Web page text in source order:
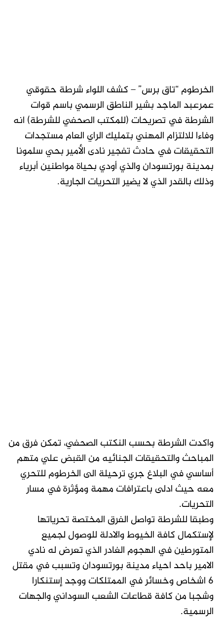
الخرطوم “تاق برس” – كشف اللواء شرطة حقوقي
عمرعبد الماجد بشير الناطق الرسمي باسم قوات
الشرطة في تصريحات (للمكتب الصحفي للشرطة) انه
وفاءا للالتزام المهني بتمليك الراي العام مستجدات
التحقيقات في حادث تفجير نادى الأمير بحي سلمونا
بمدينة بورتسودان والذي أودي بحياة مواطنين أبرياء
وذلك بالقدر الذي لا يضير التحريات الجارية.
واكدت الشرطة بحسب النكتب الصحفي، تمكن فرق من
المباحث والتحقيقات الجنائيه من القبض علي متهم
أساسي في البلاغ جري ترحيلة الى الخرطوم للتحري
معه حيث ادلى باعترافات مهمة ومؤثرة في مسار
التحريات.
وطبقا للشرطة تواصل الفرق المختصة تحرياتها
لإستكمال كافة الخيوط والادلة للوصول لجميع
المتورطين في الهجوم الغادر الذي تعرض له نادي
الامير باحد احياء مدينة بورتسودان وتسبب في مقتل
6 اشخاص وخسائر في الممتلكات ووجد إستنكارا
وشجبا من كافة قطاعات الشعب السوداني والجهات
الرسمية.